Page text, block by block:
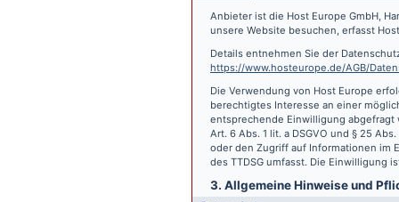
Anbieter ist die Host Europe GmbH,
unsere Website besuchen, erfasst
Details entnehmen Sie der
https://www.hosteurope.de/AGB/
Die Verwendung von Host Europe
berechtigtes Interesse an einer
entsprechende Einwilligung abgefragt
Art. 6 Abs. 1 lit. a DSGVO und § 25
oder den Zugriff auf Informationen im
des TTDSG umfasst. Die Einwilligung
3. Allgemeine Hinweise und